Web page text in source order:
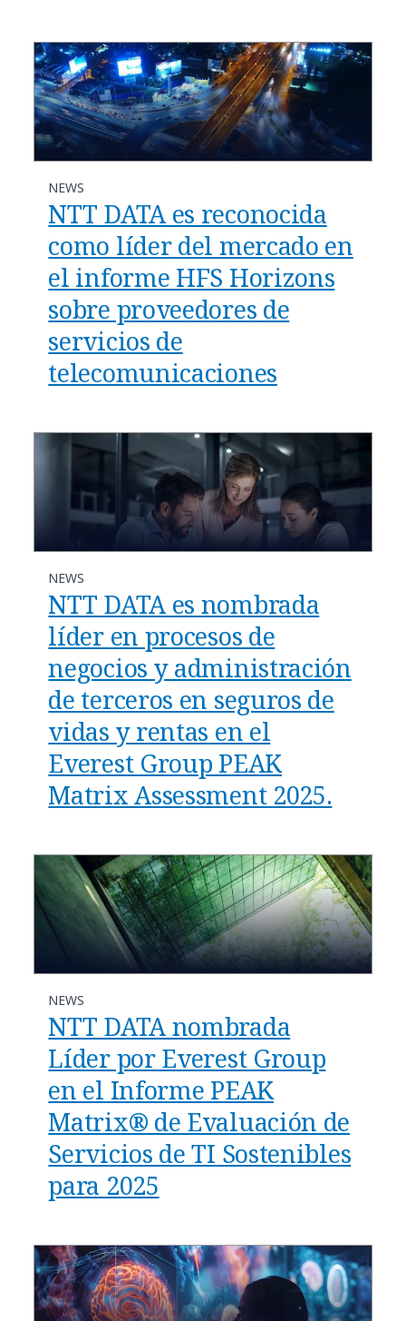
NEWS
NTT DATA es reconocida
como líder del mercado en
el informe HFS Horizons
sobre proveedores de
servicios de
telecomunicaciones
NEWS
NTT DATA es nombrada
líder en procesos de
negocios y administración
de terceros en seguros de
vidas y rentas en el
Everest Group PEAK
Matrix Assessment 2025.
NEWS
NTT DATA nombrada
Líder por Everest Group
en el Informe PEAK
Matrix® de Evaluación de
Servicios de TI Sostenibles
para 2025